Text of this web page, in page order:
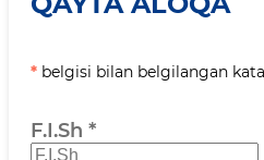
* belgisi bilan belgilangan
F.I.Sh *